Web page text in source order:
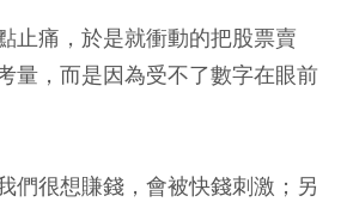
止痛，於是就衝動的把股票賣
量，而是因為受不了數字在眼前
們很想賺錢，會被快錢刺激；另